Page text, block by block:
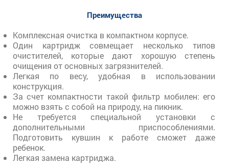
Преимущества
Комплексная очистка в компактном корпусе.
Один картридж совмещает несколько типов
очистителей, которые дают хорошую степень
очищения от основных загрязнителей.
Легкая по весу, удобная в использовании
конструкция.
За счет компактности такой фильтр мобилен: его
можно взять с собой на природу, на пикник.
Не требуется специальной установки с
дополнительными приспособлениями.
Подготовить кувшин к работе сможет даже
ребенок.
Легкая замена картриджа.